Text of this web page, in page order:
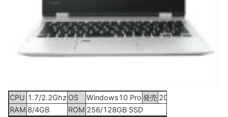
CPU 1.7/2.2Ghz OS Windows10 Pro 発売 2019年1月17日
RAM 8/4GB ROM 256/128GB SSD